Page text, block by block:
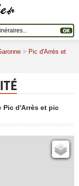
> Pic d'Arrès et
Pic d'Arrès et pic